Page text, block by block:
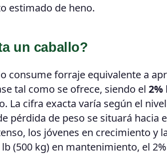
estimado de heno.
un caballo?
consume forraje equivalente a
tal como se ofrece, siendo el 2%
La cifra exacta varía según el
pérdida de peso se situará hacia
los jóvenes en crecimiento y
lb (500 kg) en mantenimiento, el